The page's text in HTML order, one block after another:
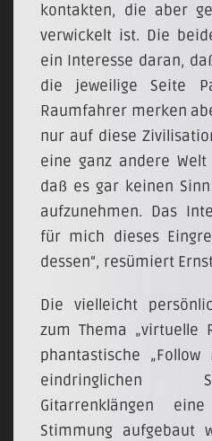
kontakten, die aber
verwickelt ist. Die
ein Interesse daran,
die jeweilige Seite
Raumfahrer merken
nur auf diese
eine ganz andere
daß es gar keinen
aufzunehmen. Das
für mich dieses
dessen“, resümiert
Die vielleicht
zum Thema „virtuelle
phantastische
eindringlichen
Gitarrenklängen
Stimmung aufgebaut